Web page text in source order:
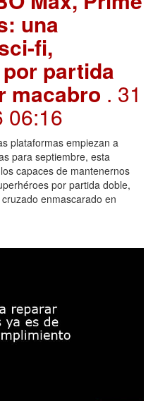
una
fi,
partida
macabro . 31
06:16
plataformas empiezan a
para septiembre, esta
capaces de mantenernos
por partida doble,
enmascarado en